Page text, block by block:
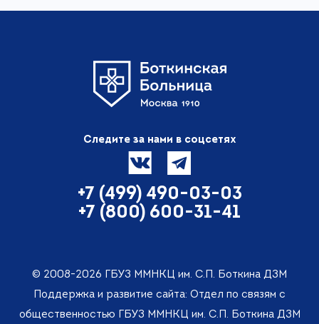
Следите за нами в соцсетях
+7 (499) 490-03-03
+7 (800) 600-31-41
© 2008-2026 ГБУЗ ММНКЦ им. С.П. Боткина ДЗМ
Поддержка и развитие сайта: Отдел по связям с
общественностью ГБУЗ ММНКЦ им. С.П. Боткина ДЗМ